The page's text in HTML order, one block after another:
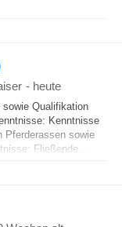
- heute
Qualifikation
Kenntnisse
Pferderassen sowie
Fließende...